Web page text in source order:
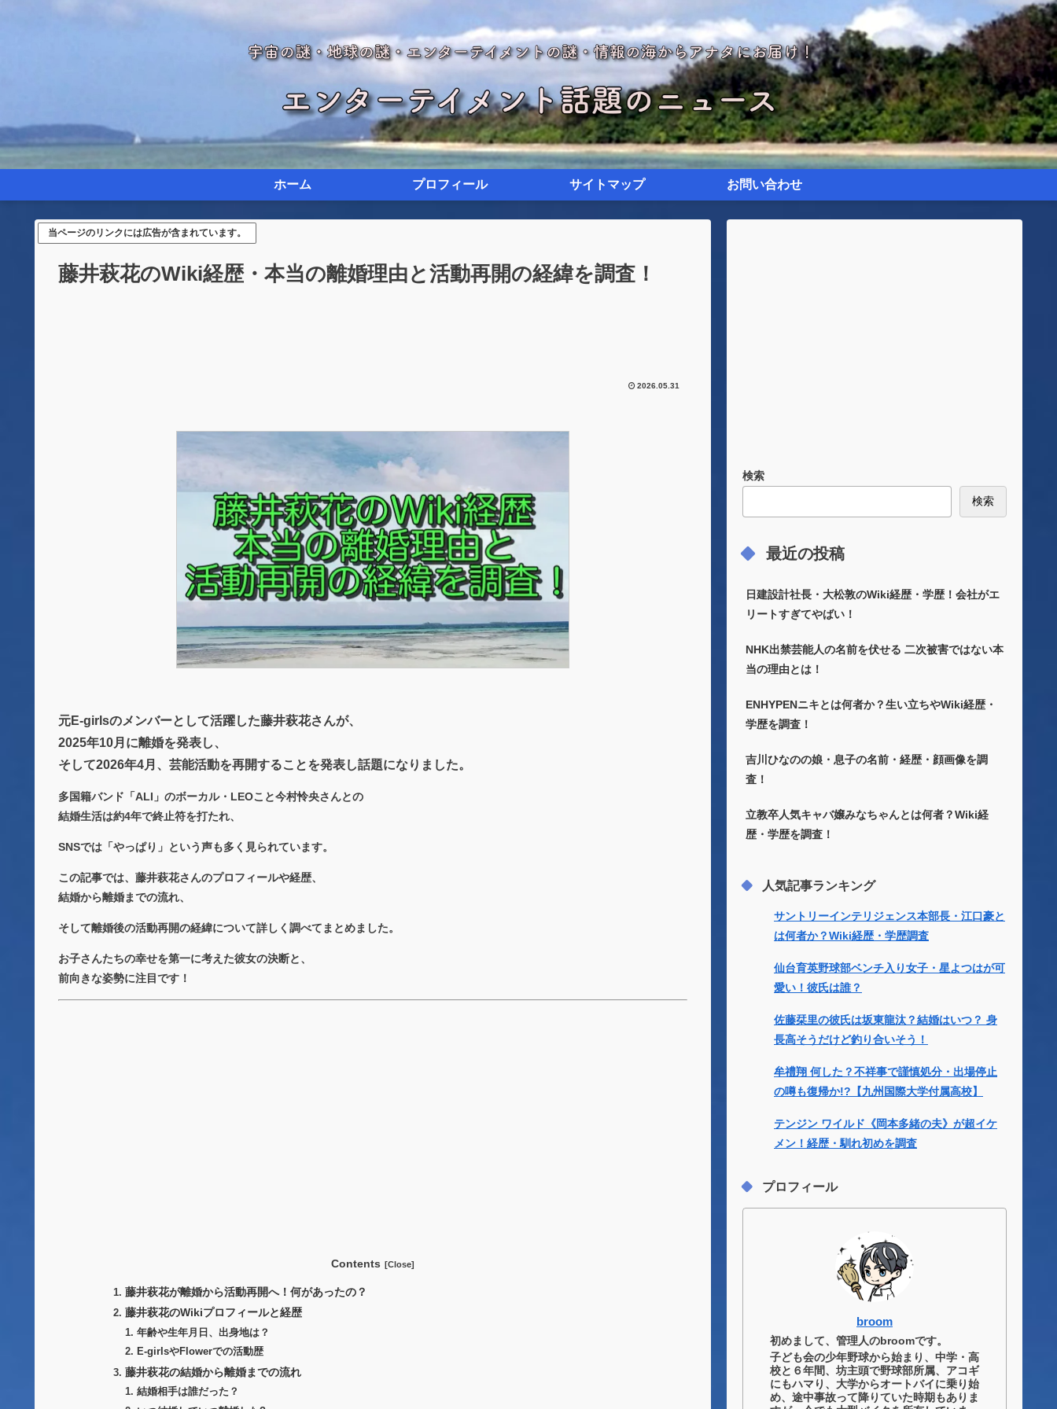
ホーム プロフィール サイトマップ お問い合わせ
当ページのリンクには広告が含まれています。
藤井萩花のWiki経歴・本当の離婚理由と活動再開の経緯を調査！
2026.05.31
元E-girlsのメンバーとして活躍した藤井萩花さんが、
2025年10月に離婚を発表し、
そして2026年4月、芸能活動を再開することを発表し話題になりました。
多国籍バンド「ALI」のボーカル・LEOこと今村怜央さんとの
結婚生活は約4年で終止符を打たれ、
SNSでは「やっぱり」という声も多く見られています。
この記事では、藤井萩花さんのプロフィールや経歴、
結婚から離婚までの流れ、
そして離婚後の活動再開の経緯について詳しく調べてまとめました。
お子さんたちの幸せを第一に考えた彼女の決断と、
前向きな姿勢に注目です！
Contents
藤井萩花が離婚から活動再開へ！何があったの？
藤井萩花のWikiプロフィールと経歴
年齢や生年月日、出身地は？
E-girlsやFlowerでの活動歴
藤井萩花の結婚から離婚までの流れ
結婚相手は誰だった？
検索
検索
最近の投稿
日建設計社長・大松敦のWiki経歴・学歴！会社がエ
リートすぎてやばい！
NHK出禁芸能人の名前を伏せる 二次被害ではない本
当の理由とは！
ENHYPENニキとは何者か？生い立ちやWiki経歴・
学歴を調査！
吉川ひなのの娘・息子の名前・経歴・顔画像を調
査！
立教卒人気キャバ嬢みなちゃんとは何者？Wiki経
歴・学歴を調査！
人気記事ランキング
サントリーインテリジェンス本部長・江口豪と
は何者か？Wiki経歴・学歴調査
仙台育英野球部ベンチ入り女子・星よつはが可
愛い！彼氏は誰？
佐藤栞里の彼氏は坂東龍汰？結婚はいつ？ 身
長高そうだけど釣り合いそう！
牟禮翔 何した？不祥事で謹慎処分・出場停止
の噂も復帰か!?【九州国際大学付属高校】
テンジン ワイルド《岡本多緒の夫》が超イケ
メン！経歴・馴れ初めを調査
プロフィール
broom
初めまして、管理人のbroomです。
子ども会の少年野球から始まり、中学・高
校と６年間、坊主頭で野球部所属、アコギ
にもハマり、大学からオートバイに乗り始
め、途中事故って降りていた時期もありま